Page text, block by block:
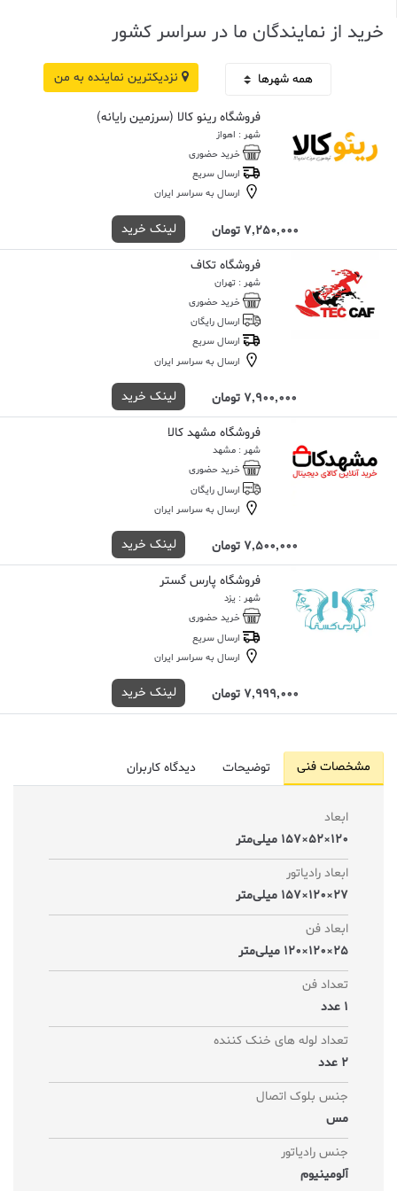
خرید از نمایندگان ما در سراسر کشور
نزدیکترین نماینده به من
فروشگاه رینو کالا (سرزمین رایانه)
شهر : اهواز
خرید حضوری
ارسال سریع
ارسال به سراسر ایران
7,250,000 تومان لینک خرید
فروشگاه تکاف
شهر : تهران
خرید حضوری
ارسال رایگان
ارسال سریع
ارسال به سراسر ایران
7,900,000 تومان لینک خرید
فروشگاه مشهد کالا
شهر : مشهد
خرید حضوری
ارسال رایگان
ارسال به سراسر ایران
7,500,000 تومان لینک خرید
فروشگاه پارس گستر
شهر : یزد
خرید حضوری
ارسال سریع
ارسال به سراسر ایران
7,999,000 تومان لینک خرید
مشخصات فنی توضیحات دیدگاه کاربران
ابعاد
120×52×157 میلی‌متر
ابعاد رادیاتور
27×120×157 میلی‌متر
ابعاد فن
25×120×120 میلی‌متر
تعداد فن
1 عدد
تعداد لوله های خنک کننده
2 عدد
جنس بلوک اتصال
مس
جنس رادیاتور
آلومینیوم